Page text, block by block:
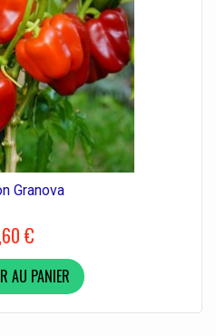
Granova
€
AU PANIER